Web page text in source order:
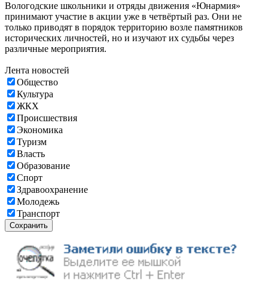
Вологодские школьники и отряды движения «Юнармия»
принимают участие в акции уже в четвёртый раз. Они не
только приводят в порядок территорию возле памятников
исторических личностей, но и изучают их судьбы через
различные мероприятия.
Лента новостей
Общество
Культура
ЖКХ
Происшествия
Экономика
Туризм
Власть
Образование
Спорт
Здравоохранение
Молодежь
Транспорт
Сохранить